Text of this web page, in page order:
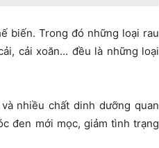
biến. Trong đó những loại rau
cải xoăn… đều là những loại
nhiều chất dinh dưỡng quan
đen mới mọc, giảm tình trạng